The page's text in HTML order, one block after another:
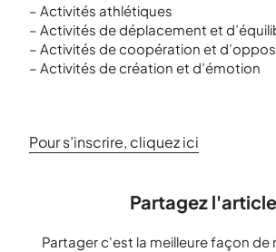
– Activités athlétiques
– Activités de déplacement et
– Activités de coopération et
– Activités de création et d’émotion
Pour s’inscrire, cliquez ici
Partagez l'article
Partager c'est la meilleure façon de